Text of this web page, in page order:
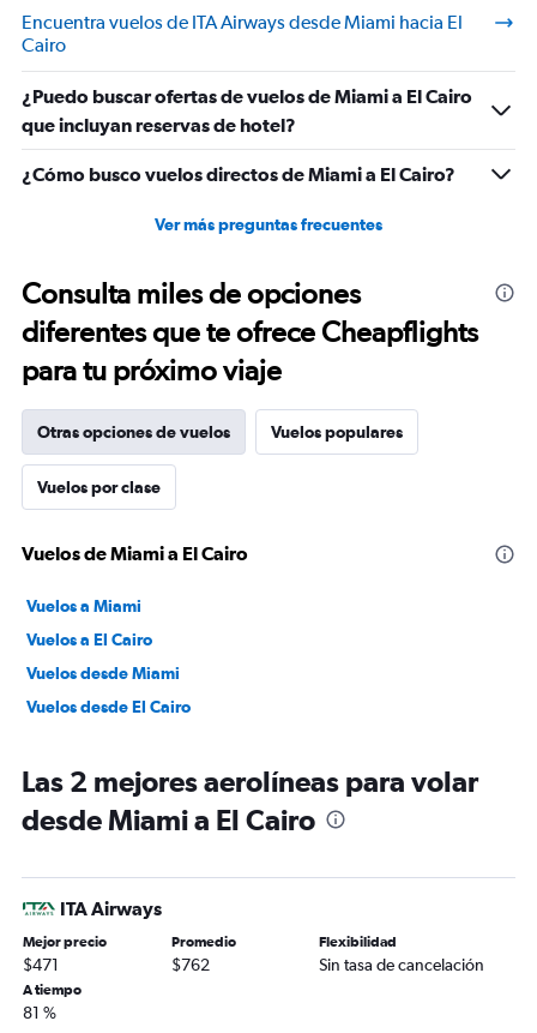
Encuentra vuelos de ITA Airways desde Miami hacia El
Cairo
¿Puedo buscar ofertas de vuelos de Miami a El Cairo
que incluyan reservas de hotel?
¿Cómo busco vuelos directos de Miami a El Cairo?
Ver más preguntas frecuentes
Consulta miles de opciones
diferentes que te ofrece Cheapflights
para tu próximo viaje
Otras opciones de vuelos Vuelos populares
Vuelos por clase
Vuelos de Miami a El Cairo
Vuelos a Miami
Vuelos a El Cairo
Vuelos desde Miami
Vuelos desde El Cairo
Las 2 mejores aerolíneas para volar
desde Miami a El Cairo
ITA Airways
Mejor precio
$471
Promedio
$762
Flexibilidad
Sin tasa de cancelación
A tiempo
81 %